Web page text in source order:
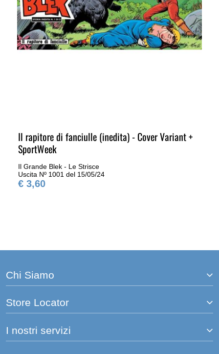
Il rapitore di fanciulle (inedita) - Cover Variant +
SportWeek
Il Grande Blek - Le Strisce
Uscita Nº 1001 del 15/05/24
€ 3,60
Chi Siamo
Store Locator
I nostri servizi